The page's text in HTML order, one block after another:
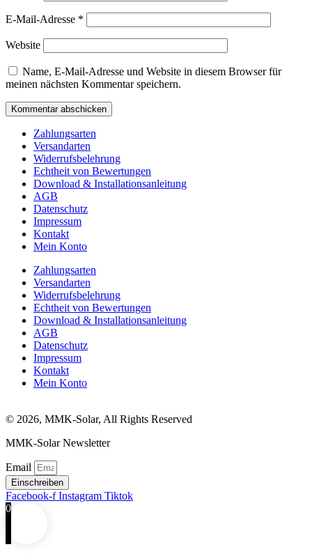
E-Mail-Adresse *
Website
Name, E-Mail-Adresse und Website in diesem Browser für
meinen nächsten Kommentar speichern.
Zahlungsarten
Versandarten
Widerrufsbelehrung
Echtheit von Bewertungen
Download & Installationsanleitung
AGB
Datenschutz
Impressum
Kontakt
Mein Konto
Zahlungsarten
Versandarten
Widerrufsbelehrung
Echtheit von Bewertungen
Download & Installationsanleitung
AGB
Datenschutz
Impressum
Kontakt
Mein Konto
© 2026, MMK-Solar, All Rights Reserved
MMK-Solar Newsletter
Email
Einschreiben
Facebook-f Instagram Tiktok
0